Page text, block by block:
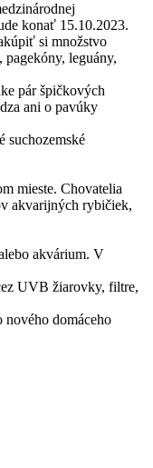
konať 15.10.2023.
si množstvo
leguány,
pár špičkových
ani o pavúky
suchozemské
mieste. Chovatelia
akvarijných rybičiek,
akvárium. V
UVB žiarovky, filtre,
domáceho